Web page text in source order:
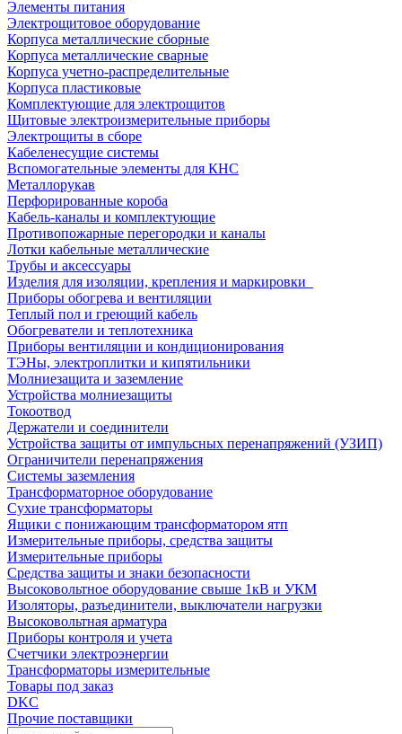
Элементы питания
Электрощитовое оборудование
Корпуса металлические сборные
Корпуса металлические сварные
Корпуса учетно-распределительные
Корпуса пластиковые
Комплектующие для электрощитов
Щитовые электроизмерительные приборы
Электрощиты в сборе
Кабеленесущие системы
Вспомогательные элементы для КНС
Металлорукав
Перфорированные короба
Кабель-каналы и комплектующие
Противопожарные перегородки и каналы
Лотки кабельные металлические
Трубы и аксессуары
Изделия для изоляции, крепления и маркировки
Приборы обогрева и вентиляции
Теплый пол и греющий кабель
Обогреватели и теплотехника
Приборы вентиляции и кондиционирования
ТЭНы, электроплитки и кипятильники
Молниезащита и заземление
Устройства молниезащиты
Токоотвод
Держатели и соединители
Устройства защиты от импульсных перенапряжений (УЗИП)
Ограничители перенапряжения
Системы заземления
Трансформаторное оборудование
Сухие трансформаторы
Ящики с понижающим трансформатором ятп
Измерительные приборы, средства защиты
Измерительные приборы
Средства защиты и знаки безопасности
Высоковольтное оборудование свыше 1кВ и УКМ
Изоляторы, разъединители, выключатели нагрузки
Высоковольтная арматура
Приборы контроля и учета
Счетчики электроэнергии
Трансформаторы измерительные
Товары под заказ
DKC
Прочие поставщики